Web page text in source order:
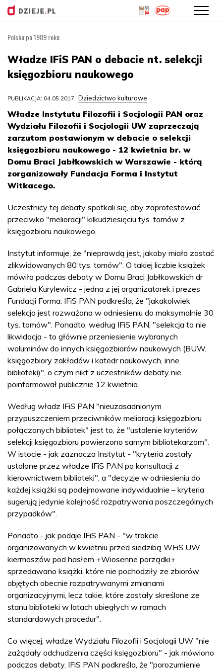
treści
Polska po 1989 roku
Władze IFiS PAN o debacie nt. selekcji
księgozbioru naukowego
PUBLIKACJA: 04.05.2017 Dziedzictwo kulturowe
Władze Instytutu Filozofii i Socjologii PAN oraz
Wydziału Filozofii i Socjologii UW zaprzeczają
zarzutom postawionym w debacie o selekcji
księgozbioru naukowego - 12 kwietnia br. w
Domu Braci Jabłkowskich w Warszawie - którą
zorganizowały Fundacja Forma i Instytut
Witkacego.
Uczestnicy tej debaty spotkali się, aby zaprotestować
przeciwko "melioracji" kilkudziesięciu tys. tomów z
księgozbioru naukowego.
Instytut informuje, że "nieprawdą jest, jakoby miało zostać
zlikwidowanych 80 tys. tomów". O takiej liczbie książek
mówiła podczas debaty w Domu Braci Jabłkowskich dr
Gabriela Kurylewicz - jedna z jej organizatorek i prezes
Fundacji Forma. IFiS PAN podkreśla, że "jakakolwiek
selekcja jest rozważana w odniesieniu do maksymalnie 30
tys. tomów". Ponadto, według IFiS PAN, "selekcja to nie
likwidacja - to głównie przeniesienie wybranych
woluminów do innych księgozbiorów naukowych (BUW,
księgozbiory zakładów i katedr naukowych, inne
biblioteki)", o czym nikt z uczestników debaty nie
poinformował publicznie 12 kwietnia.
Według władz IFiS PAN "nieuzasadnionym
przypuszczeniem przeciwników melioracji księgozbioru
połączonych bibliotek" jest to, że "ustalenie kryteriów
selekcji księgozbioru powierzono samym bibliotekarzom".
W istocie - jak zaznacza Instytut - "kryteria zostały
ustalone przez władze IFiS PAN po konsultacji z
kierownictwem biblioteki", a "decyzje w odniesieniu do
każdej książki są podejmowane indywidualnie – kryteria
sugerują jedynie kolejność rozpatrywania poszczególnych
przypadków".
Ponadto - jak podaje IFiS PAN - "w trakcie
organizowanych w kwietniu przed siedzibą WFiS UW
kiermaszów pod hasłem +Wiosenne porządki+
sprzedawano książki, które nie pochodziły ze zbiorów
objętych obecnie rozpatrywanymi zmianami
organizacyjnymi, lecz takie, które zostały skreślone ze
stanu biblioteki w latach ubiegłych w ramach
standardowych procedur".
Co więcej, władze Wydziału Filozofii i Socjologii UW "nie
zażądały odchudzenia części księgozbioru" - jak mówiono
podczas debaty. IFiS PAN podkreśla, że "porozumienie